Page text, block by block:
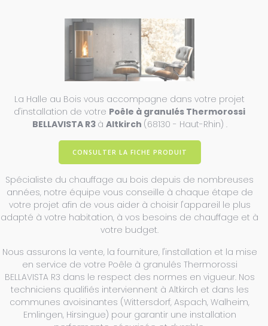
La Halle au Bois vous accompagne dans votre projet
d'installation de votre Poêle à granulés Thermorossi
BELLAVISTA R3 à Altkirch (68130 - Haut-Rhin) .
CONSULTER LA FICHE PRODUIT
Spécialiste du chauffage au bois depuis de nombreuses
années, notre équipe vous conseille à chaque étape de
votre projet afin de vous aider à choisir l'appareil le plus
adapté à votre habitation, à vos besoins de chauffage et à
votre budget.
Nous assurons la vente, la fourniture, l'installation et la mise
en service de votre Poêle à granulés Thermorossi
BELLAVISTA R3 dans le respect des normes en vigueur. Nos
techniciens qualifiés interviennent à Altkirch et dans les
communes avoisinantes (Wittersdorf, Aspach, Walheim,
Emlingen, Hirsingue) pour garantir une installation